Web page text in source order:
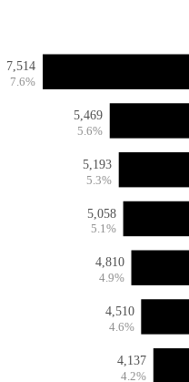
7,514
7.6%
5,469
5.6%
5,193
5.3%
5,058
5.1%
4,810
4.9%
4,510
4.6%
4,137
4.2%